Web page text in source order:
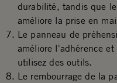
durabilité, tandis que
améliore la prise en
Le panneau de
améliore l'adhérence
utilisez des outils.
Le rembourrage de la